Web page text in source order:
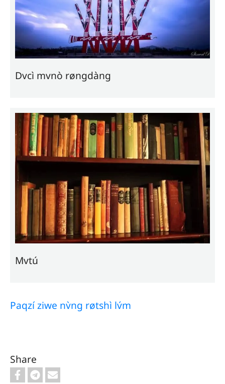
Dvcì mvnò røngdàng
Mvtú
Paqzí ziwe nv̀ng røtshì lv́m
Share